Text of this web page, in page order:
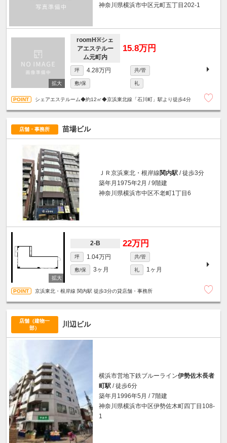
神奈川県横浜市中区元町五丁目202-1
roomH※シェ
アエステルー
ム元町内
15.8万円
坪 4.28万円 共/管
敷/保 礼
シェアエステルーム◆約12㎡◆京浜東北線「石川町」駅より徒歩4分
店舗・事務所 苗場ビル
ＪＲ京浜東北・根岸線関内駅 / 徒歩3分
築年月1975年2月 / 9階建
神奈川県横浜市中区不老町1丁目6
2-B 22万円
坪 1.04万円 共/管
敷/保 3ヶ月 礼 1ヶ月
京浜東北・根岸線 関内駅 徒歩3分の貸店舗・事務所
店舗（建物一
部）
川辺ビル
横浜市営地下鉄ブルーライン伊勢佐木長者
町駅 / 徒歩6分
築年月1996年5月 / 7階建
神奈川県横浜市中区伊勢佐木町四丁目108-
1